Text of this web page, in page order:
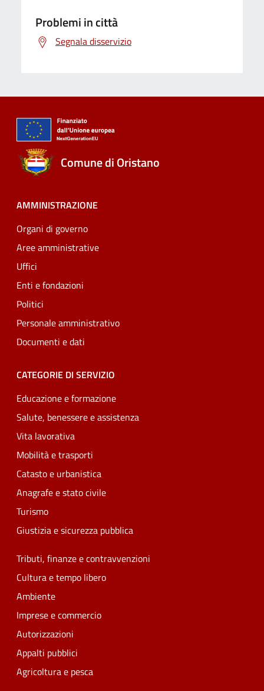
Problemi in città
Segnala disservizio
Comune di Oristano
AMMINISTRAZIONE
Organi di governo
Aree amministrative
Uffici
Enti e fondazioni
Politici
Personale amministrativo
Documenti e dati
CATEGORIE DI SERVIZIO
Educazione e formazione
Salute, benessere e assistenza
Vita lavorativa
Mobilità e trasporti
Catasto e urbanistica
Anagrafe e stato civile
Turismo
Giustizia e sicurezza pubblica
Tributi, finanze e contravvenzioni
Cultura e tempo libero
Ambiente
Imprese e commercio
Autorizzazioni
Appalti pubblici
Agricoltura e pesca